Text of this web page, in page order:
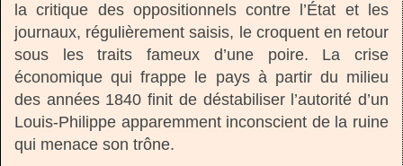
la critique des oppositionnels contre l’État et les
journaux, régulièrement saisis, le croquent en retour
sous les traits fameux d’une poire. La crise
économique qui frappe le pays à partir du milieu
des années 1840 finit de déstabiliser l’autorité d’un
Louis-Philippe apparemment inconscient de la ruine
qui menace son trône.